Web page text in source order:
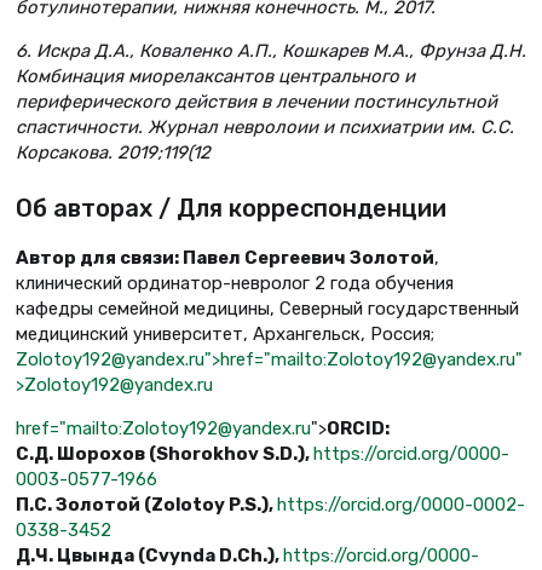
ботулинотерапии, нижняя конечность. М., 2017.
6. Искра Д.А., Коваленко А.П., Кошкарев М.А., Фрунза Д.Н.
Комбинация миорелаксантов центрального и
периферического действия в лечении постинсультной
спастичности. Журнал невролоии и психиатрии им. С.С.
Корсакова. 2019;119(12
Об авторах / Для корреспонденции
Автор для связи: Павел Сергеевич Золотой,
клинический ординатор-невролог 2 года обучения
кафедры семейной медицины, Северный государственный
медицинский университет, Архангельск, Россия;
Zolotoy192@yandex.ru">href="mailto:Zolotoy192@yandex.ru"
>Zolotoy192@yandex.ru
href="mailto:Zolotoy192@yandex.ru">ORCID:
С.Д. Шорохов (ShorokhovS.D.),https://orcid.org/0000-
0003-0577-1966
П.С.Золотой (Zolotoy P.S.),https://orcid.org/0000-0002-
0338-3452
Д.Ч. Цвында (Cvynda D.Ch.),https://orcid.org/0000-